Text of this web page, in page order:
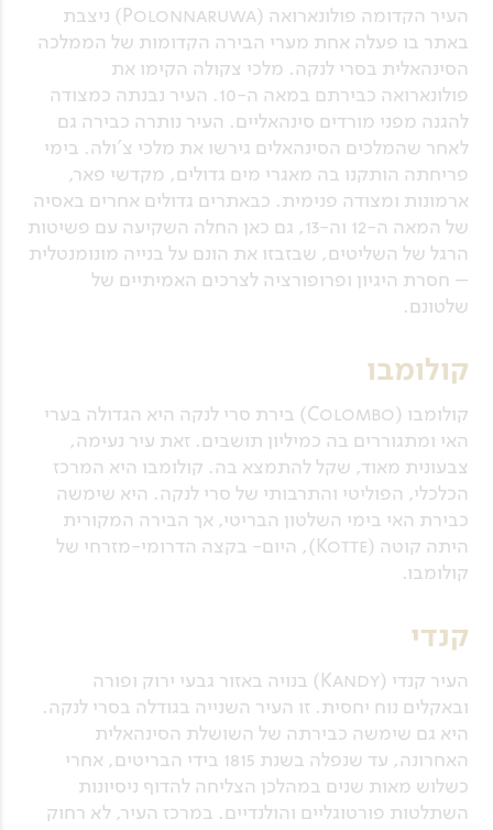
העיר הקדומה פולונארואה (Polonnaruwa) ניצבת
באתר בו פעלה אחת מערי הבירה הקדומות של הממלכה
הסינהאלית בסרי לנקה. מלכי צקולה הקימו את
פולונארואה כבירתם במאה ה-10. העיר נבנתה כמצודה
להגנה מפני מורדים סינהאליים. העיר נותרה כבירה גם
לאחר שהמלכים הסינהאלים גירשו את מלכי צ'ולה. בימי
פריחתה הותקנו בה מאגרי מים גדולים, מקדשי פאר,
ארמונות ומצודה פנימית. כבאתרים גדולים אחרים באסיה
של המאה ה-12 וה-13, גם כאן החלה השקיעה עם פשיטות
הרגל של השליטים, שבזבזו את הונם על בנייה מונומנטלית
– חסרת היגיון ופרופורציה לצרכים האמיתיים של
שלטונם.
קולומבו
קולומבו (Colombo) בירת סרי לנקה היא הגדולה בערי
האי ומתגוררים בה כמיליון תושבים. זאת עיר נעימה,
צבעונית מאוד, שקל להתמצא בה. קולומבו היא המרכז
הכלכלי, הפוליטי והתרבותי של סרי לנקה. היא שימשה
כבירת האי בימי השלטון הבריטי, אך הבירה המקורית
היתה קוטה (Kotte), היום- בקצה הדרומי-מזרחי של
קולומבו.
קנדי
העיר קנדי (Kandy) בנויה באזור גבעי ירוק ופורה
ובאקלים נוח יחסית. זו העיר השנייה בגודלה בסרי לנקה.
היא גם שימשה כבירתה של השושלת הסינהאלית
האחרונה, עד שנפלה בשנת 1815 בידי הבריטים, אחרי
כשלוש מאות שנים במהלכן הצליחה להדוף ניסיונות
השתלטות פורטוגליים והולנדיים. במרכז העיר, לא רחוק